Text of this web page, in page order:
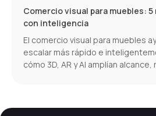
Comercio visual para muebles:
con inteligencia
El comercio visual para muebles
escalar más rápido e
cómo 3D, AR y AI amplían